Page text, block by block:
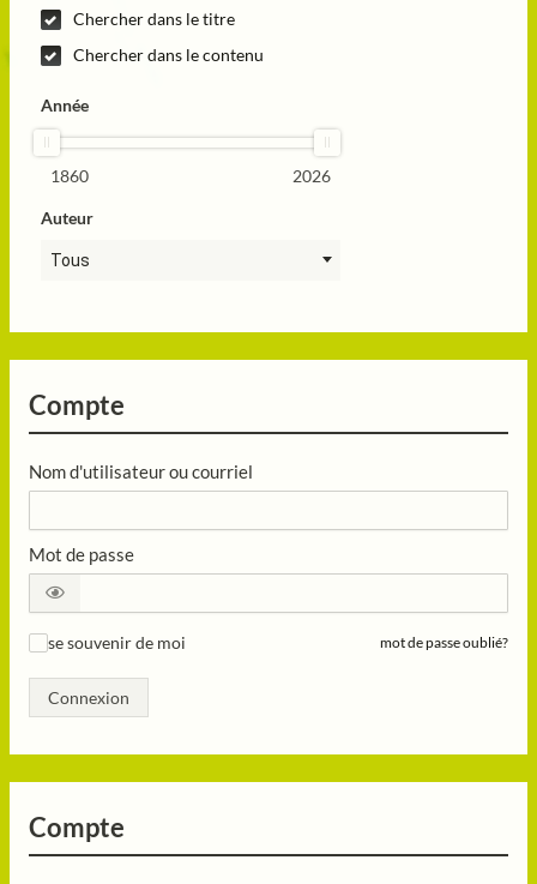
Chercher dans le titre
Chercher dans le contenu
Année
1860 2026
Auteur
Tous
Compte
Nom d'utilisateur ou courriel
Mot de passe
se souvenir de moi mot de passe oublié?
Connexion
Compte